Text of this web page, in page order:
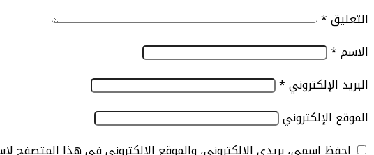
التعليق*
الاسم*
البريد الإلكتروني*
الموقع الإلكتروني